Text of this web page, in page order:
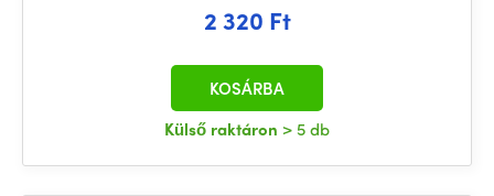
2 320 Ft
Külső raktáron > 5 db
KOSÁRBA